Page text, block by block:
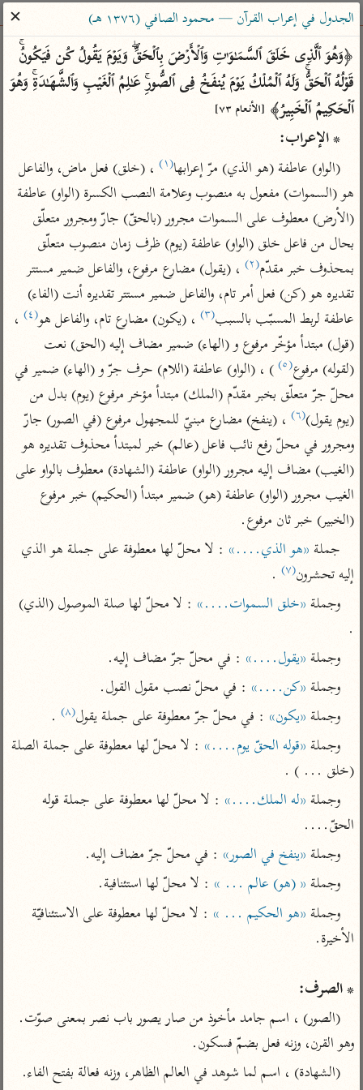
ساهم معنا في نشر القرآن والعلم الشرعي
الباحث القرآني
بحث تفسير علوم مصاحف معاجم
Type 2 or more characters for results.
Type 1 or more
characters for results.
أمّهات
تفسير الطبري
تفسير ابن كثير
تفسير القرطبي
تفسير البغوي
جمع الأقوال
تفسير ابن الجوزي
تفسير الماوردي
منتقاة
تفسير ابن القيم
تفسير ابن تيمية
عامّة
تفسير السمعاني
محاسن التأويل
للقاسمي
تفسير الثعالبي
تفسير السمرقندي
تفسير الثعلبي
عامّة
فتح البيان للقنوجي
فتح القدير للشوكاني
تفسير ابن جزي
موسوعات
تفسير الآلوسي
تفسير الرازي
أخرى
أضواء البيان
نظم الدرر للبقاعي
المحرر الوجيز لابن
البحر المحيط لأبي
حيان
البسيط للواحدي
تفسير أبي السعود
معاصرة
الميسر
المختصر في
التفسير
تفسير السعدي
أيسر التفاسير
القرآن – تدبر وعمل
تفسير ابن عثيمين
مركَّزة العبارة
تفسير الجلالين
جامع البيان للإيجي
تفسير النسفي
تفسير ابن أبي زمنين
آثار
المأثور
الدر المنثور
تفسير مقاتل
اشترك لتصلك أخبار مشاريعنا
راسلنا • تليجرام
تويتر
كنوز•تعليمات• عن الباحث القرآني
الجدول في إعراب القرآن — محمود الصافي (١٣٧٦ هـ)
✕
قَوۡلُهُ ٱلۡحَقُّۚ وَلَهُ ٱلۡمُلۡكُ یَوۡمَ یُنفَخُ فِی ٱلصُّورِۚ عَـٰلِمُ ٱلۡغَیۡبِ وَٱلشَّهَـٰدَةِۚ وَهُوَ
ٱلۡحَكِیمُ ٱلۡخَبِیرُ﴾ [الأنعام ٧٣]
* الإعراب:
(الواو) عاطفة (هو الذي) مرّ إعرابها(١)
بمحذوف خبر مقدّم(٢)
، (يقول) مضارع مرفوع، والفاعل ضمير مستتر
عاطفة لربط المسبّب بالسبب(٣) ، (يكون) مضارع تام، والفاعل هو(٤)
(لقوله) مرفوع(٥)
(يوم يقول)(٦)
، (ينفخ) مضارع مبنيّ للمجهول مرفوع (في الصور) جارّ
ومجرور في محلّ رفع نائب فاعل (عالم) خبر لمبتدأ محذوف تقديره هو
(الخبير) خبر ثان مرفوع.
جملة «هو الذي....»
إليه تحشرون(٧)
.
وجملة «خلق السموات....»
.
وجملة «يقول....» : في محلّ جرّ مضاف إليه.
وجملة «كن....» : في محلّ نصب مقول القول.
وجملة «يكون» : في محلّ جرّ معطوفة على جملة يقول(٨)
.
وجملة «قوله الحقّ يوم....»
(خلق ... ) .
وجملة «له الملك....»
الحقّ....
وجملة «ينفخ في الصور» : في محلّ جرّ مضاف إليه.
وجملة « (هو) عالم ... » : لا محلّ لها استئنافية.
وجملة «هو الحكيم ... »
* الصرف:
وهو القرن، وزنه فعل بضمّ فسكون.
(الشهادة) ، اسم لما شوهد في العالم الظاهر، وزنه فعالة بفتح الفاء.